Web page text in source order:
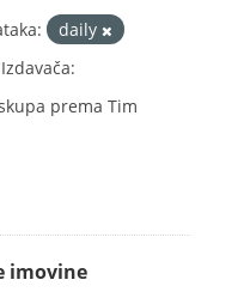
daily
prema Tim
imovine